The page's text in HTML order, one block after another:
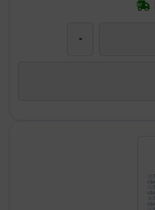
-